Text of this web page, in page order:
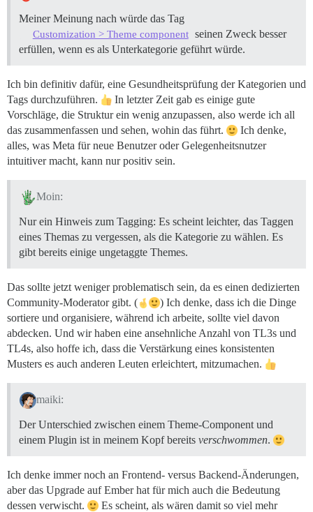
Meiner Meinung nach würde das Tag
Customization > Theme component seinen Zweck besser
erfüllen, wenn es als Unterkategorie geführt würde.
Ich bin definitiv dafür, eine Gesundheitsprüfung der Kategorien und
Tags durchzuführen.
In letzter Zeit gab es einige gute
Vorschläge, die Struktur ein wenig anzupassen, also werde ich all
das zusammenfassen und sehen, wohin das führt.
Ich denke,
alles, was Meta für neue Benutzer oder Gelegenheitsnutzer
intuitiver macht, kann nur positiv sein.
Moin:
Nur ein Hinweis zum Tagging: Es scheint leichter, das Taggen
eines Themas zu vergessen, als die Kategorie zu wählen. Es
gibt bereits einige ungetaggte Themes.
Das sollte jetzt weniger problematisch sein, da es einen dedizierten
Community-Moderator gibt. (
) Ich denke, dass ich die Dinge
sortiere und organisiere, während ich arbeite, sollte viel davon
abdecken. Und wir haben eine ansehnliche Anzahl von TL3s und
TL4s, also hoffe ich, dass die Verstärkung eines konsistenten
Musters es auch anderen Leuten erleichtert, mitzumachen.
maiki:
Der Unterschied zwischen einem Theme-Component und
einem Plugin ist in meinem Kopf bereits verschwommen.
Ich denke immer noch an Frontend- versus Backend-Änderungen,
aber das Upgrade auf Ember hat für mich auch die Bedeutung
dessen verwischt.
Es scheint, als wären damit so viel mehr